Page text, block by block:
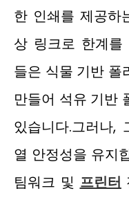
한 인쇄를 제공하
상 링크로 한계를
들은 식물 기반 폴
만들어 석유 기반
있습니다.그러나,
열 안정성을 유지
팀워크 및 프린터